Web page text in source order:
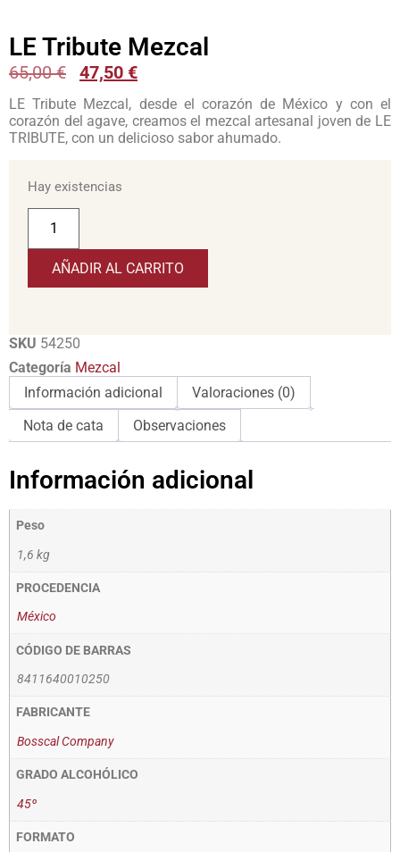
LE Tribute Mezcal
65,00€ 47,50 €
LE Tribute Mezcal, desde el corazón de México y con el
corazón del agave, creamos el mezcal artesanal joven de LE
TRIBUTE, con un delicioso sabor ahumado.
Hay existencias
AÑADIR AL CARRITO
SKU 54250
Categoría Mezcal
Información adicional
Valoraciones (0)
Nota de cata
Observaciones
Información adicional
Peso
1,6 kg
PROCEDENCIA
México
CÓDIGO DE BARRAS
8411640010250
FABRICANTE
Bosscal Company
GRADO ALCOHÓLICO
45º
FORMATO